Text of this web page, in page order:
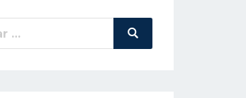
Pesquisa